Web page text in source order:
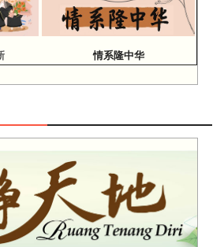
情系隆中华